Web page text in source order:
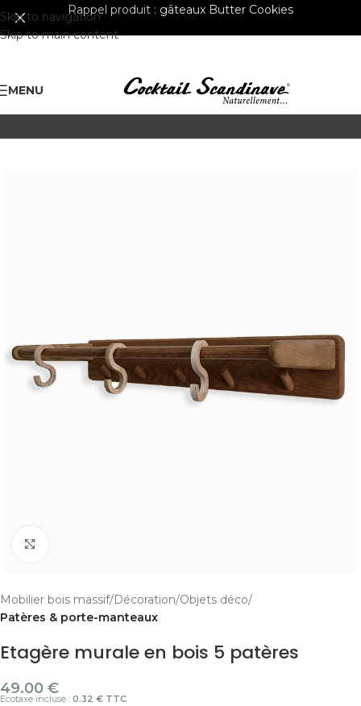
Skip to navigation
Skip to main content
Rappel produit : gâteaux Butter Cookies
MENU
Mobilier bois massif Décoration Objets déco
Patères & porte-manteaux
Etagère murale en bois 5 patères
49.00 €
Ecotaxe incluse : 0.32 € TTC